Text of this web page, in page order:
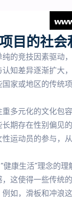
目的社会
的竞技因素驱动
知差异逐渐扩大
家或地区的传统
多元化的文化包
期存在性别偏见
运动员的参与，
健康生活”理念的
这使得一些传统
如，滑板和冲浪